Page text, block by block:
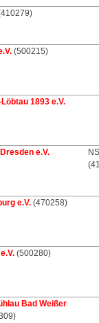
(500215)
1893 e.V.
e.V.
e.V. (470258)
(500280)
Bad Weißer